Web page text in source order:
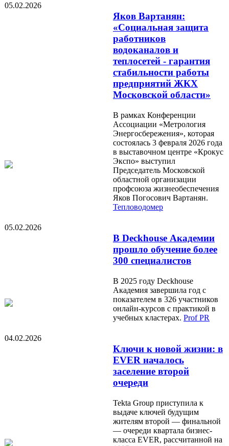
05.02.2026
Яков Вартанян:
«Социальная защита
работников
водоканалов и
теплосетей - гарантия
стабильности работы
предприятий ЖКХ
Московской области»
В рамках Конференции
Ассоциации «Метрология
Энергосбережения», которая
состоялась 3 февраля 2026 года
в выставочном центре «Крокус
Экспо» выступил
Председатель Московской
областной организации
профсоюза жизнеобеспечения
Яков Погосович Вартанян.
Тепловодомер
05.02.2026
В Deckhouse Академии
прошло обучение более
300 специалистов
В 2025 году Deckhouse
Академия завершила год с
показателем в 326 участников
онлайн-курсов с практикой в
учебных кластерах. Prof PR
04.02.2026
Ключи к новой жизни: в
EVER началось
заселение второй
очереди
Tekta Group приступила к
выдаче ключей будущим
жителям второй — финальной
— очереди квартала бизнес-
класса EVER, рассчитанной на